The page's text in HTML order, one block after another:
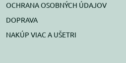
OCHRANA OSOBNÝCH ÚDAJOV
DOPRAVA
NAKÚP VIAC A UŠETRI